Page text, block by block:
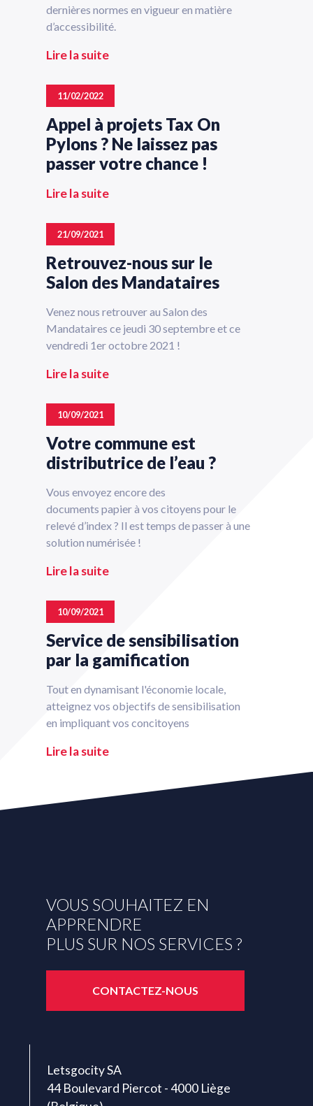
dernières normes en vigueur en matière
d’accessibilité.
Lire la suite
11/02/2022
Appel à projets Tax On
Pylons ? Ne laissez pas
passer votre chance !
Lire la suite
21/09/2021
Retrouvez-nous sur le
Salon des Mandataires
Venez nous retrouver au Salon des
Mandataires ce jeudi 30 septembre et ce
vendredi 1er octobre 2021 !
Lire la suite
10/09/2021
Votre commune est
distributrice de l’eau ?
Vous envoyez encore des
documents papier à vos citoyens pour le
relevé d’index ? Il est temps de passer à une
solution numérisée !
Lire la suite
10/09/2021
Service de sensibilisation
par la gamification
Tout en dynamisant l'économie locale,
atteignez vos objectifs de sensibilisation
en impliquant vos concitoyens
Lire la suite
VOUS SOUHAITEZ EN
APPRENDRE
PLUS SUR NOS SERVICES ?
CONTACTEZ-NOUS
Letsgocity SA
44 Boulevard Piercot - 4000 Liège